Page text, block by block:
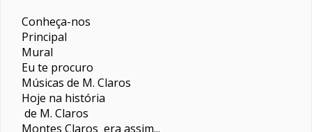
Conheça-nos
Principal
Mural
Eu te procuro
Músicas de M. Claros
Hoje na história
de M. Claros
Montes Claros era assim...